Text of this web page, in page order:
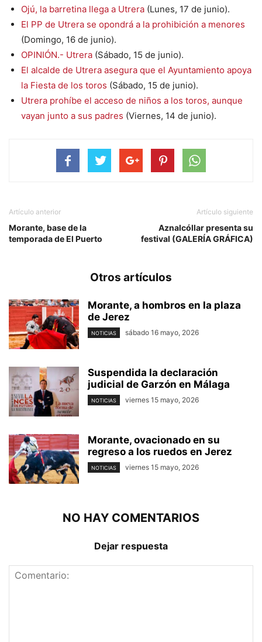
Ojú, la barretina llega a Utrera (Lunes, 17 de junio).
El PP de Utrera se opondrá a la prohibición a menores
(Domingo, 16 de junio).
OPINIÓN.- Utrera (Sábado, 15 de junio).
El alcalde de Utrera asegura que el Ayuntamiento apoya
la Fiesta de los toros (Sábado, 15 de junio).
Utrera prohíbe el acceso de niños a los toros, aunque
vayan junto a sus padres (Viernes, 14 de junio).
Artículo anterior
Morante, base de la
temporada de El Puerto
Artículo siguiente
Aznalcóllar presenta su
festival (GALERÍA GRÁFICA)
Otros artículos
Morante, a hombros en la plaza
de Jerez
NOTICIAS sábado 16 mayo, 2026
Suspendida la declaración
judicial de Garzón en Málaga
NOTICIAS viernes 15 mayo, 2026
Morante, ovacionado en su
regreso a los ruedos en Jerez
NOTICIAS viernes 15 mayo, 2026
NO HAY COMENTARIOS
Dejar respuesta